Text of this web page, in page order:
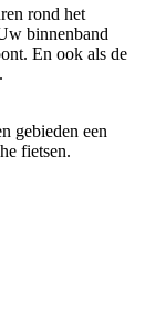
rond het
binnenband
En ook als de
gebieden een
fietsen.